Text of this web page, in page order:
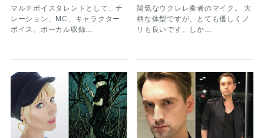
マルチボイスタレントとして、ナ
レーション、MC、キャラクター
ボイス、ボーカル収録…
陽気なウクレレ奏者のマイク。 大
柄な体型ですが、とても優しくノ
リも良いです。しか…